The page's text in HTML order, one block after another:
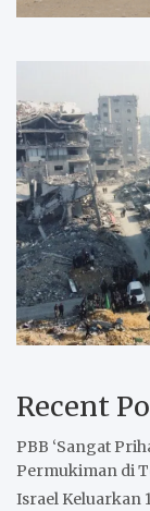
Recent
PBB ‘Sangat
Permukiman di
Israel Keluarkan